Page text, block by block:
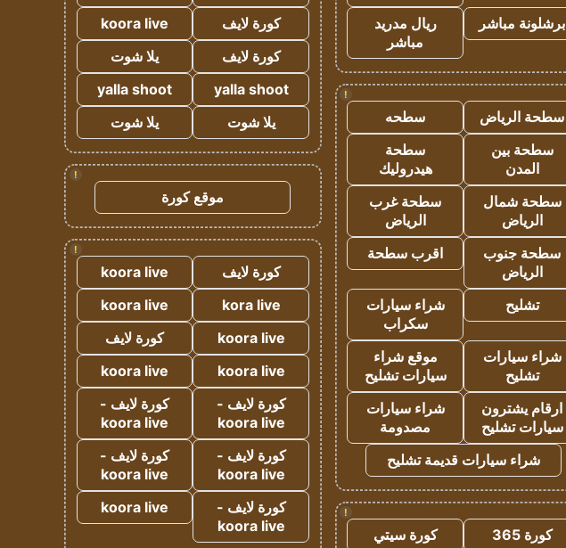
برشلونة مباشر
ريال مدريد
مباشر
!
سطحة الرياض
سطحه
سطحة بين
المدن
سطحة
هيدروليك
سطحة شمال
الرياض
سطحة غرب
الرياض
سطحة جنوب
الرياض
اقرب سطحة
تشليح
شراء سيارات
سكراب
شراء سيارات
تشليح
موقع شراء
سيارات تشليح
ارقام يشترون
سيارات تشليح
شراء سيارات
مصدومة
شراء سيارات قديمة تشليح
!
كورة 365
كورة سيتي
كورة لايف
koora live
كورة لايف
يلا شوت
yalla shoot
yalla shoot
يلا شوت
يلا شوت
!
موقع كورة
!
كورة لايف
koora live
kora live
koora live
koora live
كورة لايف
koora live
koora live
كورة لايف -
koora live
كورة لايف -
koora live
كورة لايف -
koora live
كورة لايف -
koora live
كورة لايف -
koora live
koora live